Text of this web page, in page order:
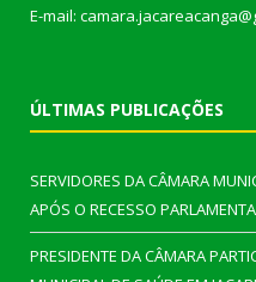
E-mail:
ÚLTIMAS PUBLICAÇÕES
SERVIDORES DA CÂMARA
APÓS O RECESSO
PRESIDENTE DA CÂMARA